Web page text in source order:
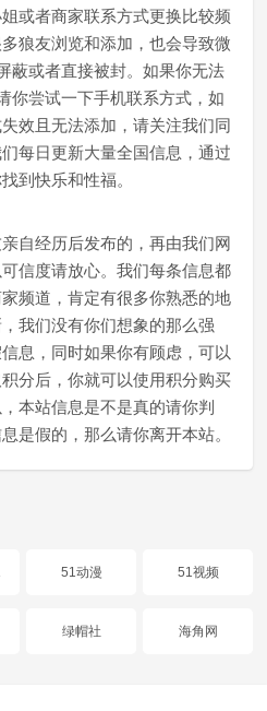
或者商家联系方式更换比较频
狼友浏览和添加，也会导致微
蔽或者直接被封。如果你无法
你尝试一下手机联系方式，如
效且无法添加，请关注我们同
每日更新大量全国信息，通过
到快乐和性福。
自经历后发布的，再由我们网
信度请放心。我们每条信息都
频道，肯定有很多你熟悉的地
我们没有你们想象的那么强
息，同时如果你有顾虑，可以
分后，你就可以使用积分购买
本站信息是不是真的请你判
是假的，那么请你离开本站。
51动漫 51视频
绿帽社 海角网